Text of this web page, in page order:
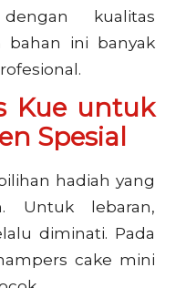
kualitas
bahan ini banyak
Kue untuk
Spesial
hadiah yang
Untuk lebaran,
diminati. Pada
cake mini